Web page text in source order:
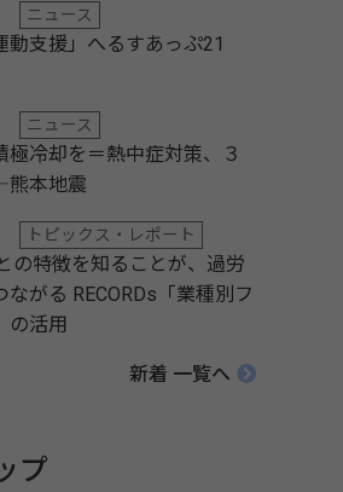
ニュース
動支援」へるすあっぷ21
ニュース
極冷却を＝熱中症対策、３
熊本地震
トピックス・レポート
特徴を知ることが、過労
がる RECORDs「業種別フ
の活用
新着 一覧へ
プ